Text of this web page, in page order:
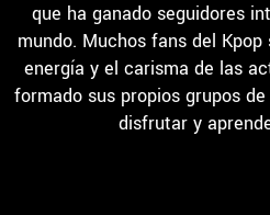
que ha ganado seguidores
mundo. Muchos fans del
energía y el carisma de las
formado sus propios grupos
disfrutar y